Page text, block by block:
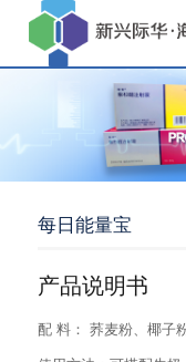
每日能量宝
产品说明书
配 料： 荞麦粉、椰子